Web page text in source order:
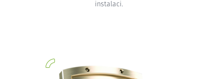
instalaci.